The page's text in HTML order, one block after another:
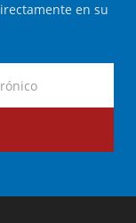
en su